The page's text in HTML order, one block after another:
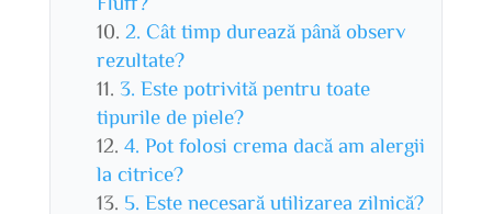
2. Cât timp durează până observ
rezultate?
3. Este potrivită pentru toate
tipurile de piele?
4. Pot folosi crema dacă am alergii
la citrice?
5. Este necesară utilizarea zilnică?